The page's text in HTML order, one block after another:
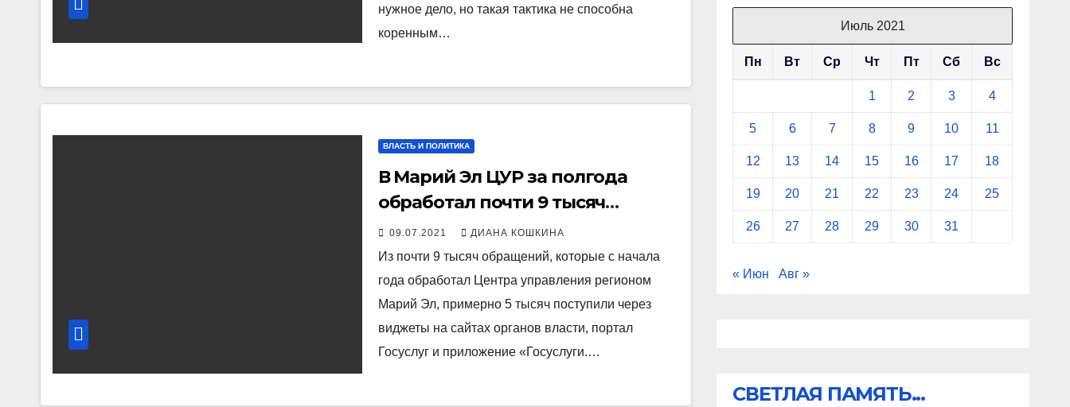
нужное дело, но такая тактика не способна
коренным…
ВЛАСТЬ И ПОЛИТИКА
В Марий Эл ЦУР за полгода
обработал почти 9 тысяч
обращений
09.07.2021 ДИАНА КОШКИНА
Из почти 9 тысяч обращений, которые с начала
года обработал Центра управления регионом
Марий Эл, примерно 5 тысяч поступили через
виджеты на сайтах органов власти, портал
Госуслуг и приложение «Госуслуги.…
Июль 2021
Пн Вт Ср Чт Пт Сб Вс
1 2 3 4
5 6 7 8 9 10 11
12 13 14 15 16 17 18
19 20 21 22 23 24 25
26 27 28 29 30 31
« Июн Авг »
СВЕТЛАЯ ПАМЯТЬ...